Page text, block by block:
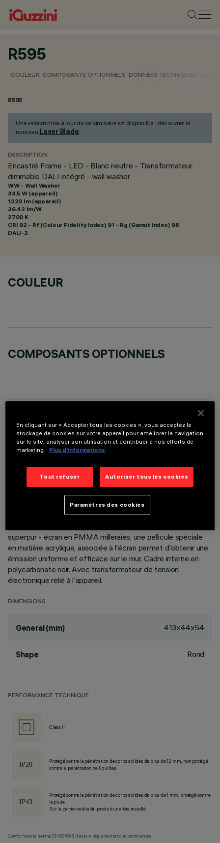
R595
COULEUR COMPOSANTS OPTIONNELS DONNÉES TECHNIQUES
R595
Une version mise à jour de ce luminaire est disponible : découvrez le
nouveau Laser Blade.
DESCRIPTION
Encastré Frame - LED - Blanc neutre - Transformateur
dimmable DALI intégré - wall washer
WW - Wall Washer
33.5 W (appareil)
1220 lm (appareil)
36.42 lm/W
2700 K
CRI 92 - Rf (Colour Fidelity Index) 91 - Rg (Gamut Index) 98
DALI-2
COULEUR
COMPOSANTS OPTIONNELS
DONNÉES TECHNIQUES
DERNIÈRE MISE À JOUR: 06/08/2026
Corps principal à surface rayonnante en aluminium moulé sous
pression, version avec cadre de finition. Système optique
asymétrique conçu pour obtenir une distribution wall washer
superpur - écran en PMMA milleraies; une pellicule spéciale
en matière acrylique, associée à l'écran permet d'obtenir une
émission uniforme et efficace sur le mur. Cadre interne en
polycarbonate noir. Avec transformateur de tension
électronique relié à l'appareil.
DIMENSIONS
General (mm) 413x44x54
Shape Rond
PERFORMANCE TECHNIQUE
Class II
Protégé contre la pénétration de corps solides de plus de 12 mm, non protégé
contre la pénétration de liquides.
Protégé contre la pénétration de corps solides de plus de 1 mm, protégé contre
la pluie.
Sur la partie visible du produit une fois installé
Conforme à la norme EN60598-1 et aux réglementations pertinentes.
En cliquant sur « Accepter tous les cookies », vous acceptez le
stockage de cookies sur votre appareil pour améliorer la navigation
sur le site, analyser son utilisation et contribuer à nos efforts de
marketing.
Plus d’informations
Tout refuser Autoriser tous les cookies
Paramètres des cookies